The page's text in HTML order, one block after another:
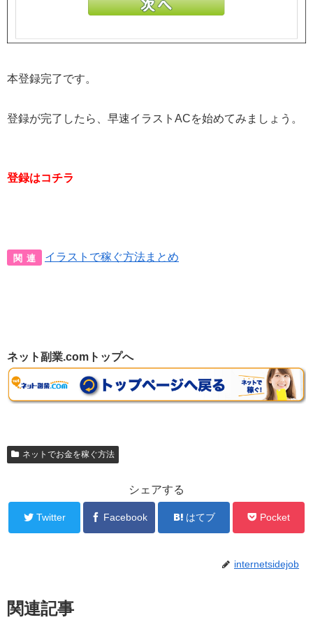
本登録完了です。
登録が完了したら、早速イラストACを始めてみましょう。
登録はコチラ
関 連 イラストで稼ぐ方法まとめ
ネット副業.comトップへ
ネットでお金を稼ぐ方法
シェアする
Twitter Facebook はてブ Pocket
internetsidejob
関連記事